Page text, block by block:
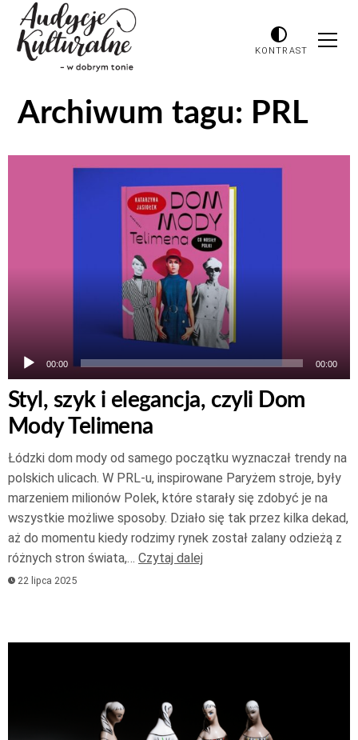
KONTRAST
Archiwum tagu: PRL
Odtwarzacz
00:00 00:00
Styl, szyk i elegancja, czyli Dom
Mody Telimena
Łódzki dom mody od samego początku wyznaczał trendy na
polskich ulicach. W PRL-u, inspirowane Paryżem stroje, były
marzeniem milionów Polek, które starały się zdobyć je na
wszystkie możliwe sposoby. Działo się tak przez kilka dekad,
aż do momentu kiedy rodzimy rynek został zalany odzieżą z
różnych stron świata,… Czytaj dalej
22 lipca 2025